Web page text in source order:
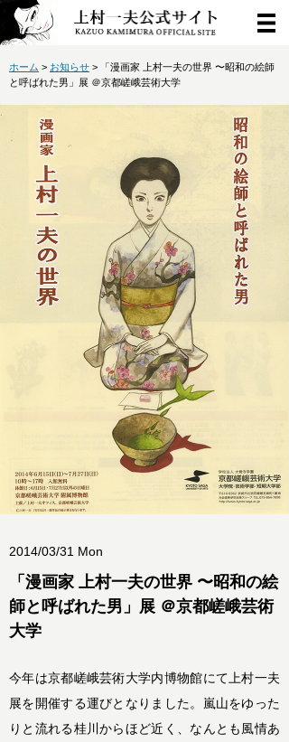
ホーム > お知らせ > 「漫画家 上村一夫の世界 〜昭和の絵師
と呼ばれた男」展 ＠京都嵯峨芸術大学
2014/03/31 Mon
「漫画家 上村一夫の世界 〜昭和の絵
師と呼ばれた男」展 ＠京都嵯峨芸術
大学
今年は京都嵯峨芸術大学内博物館にて上村一夫
展を開催する運びとなりました。嵐山をゆった
りと流れる桂川からほど近く、なんとも風情あ